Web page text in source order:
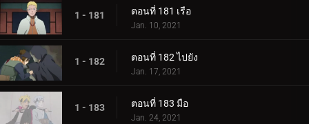
1 - 181 ตอนที่ 181 เรือ
Jan. 10, 2021
1 - 182 ตอนที่ 182 ไปยัง
Jan. 17, 2021
1 - 183 ตอนที่ 183 มือ
Jan. 24, 2021